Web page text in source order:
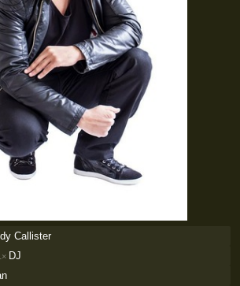
Callister
DJ